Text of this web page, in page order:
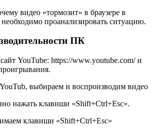
видео «тормозит» в браузере в
проанализировать ситуацию.
ПК
YouTube: https://www.youtube.com/ и
выбираем и воспроизводим видео
нажать клавиши «Shift+Ctrl+Esc».
клавиши «Shift+Ctrl+Esc»